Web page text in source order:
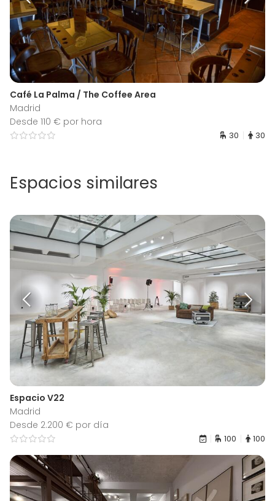
Café La Palma / The Coffee Area
Madrid
Desde 110 € por hora
30 30
Espacios similares
Espacio V22
Madrid
Desde 2.200 € por día
100 100